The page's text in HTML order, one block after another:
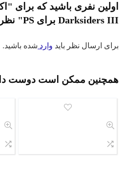
اولین نفری باشید که برای
Darksiders III برای PS" نظر می دهد
برای ارسال نظر باید وارد شده باشید.
همچنین ممکن است دوست